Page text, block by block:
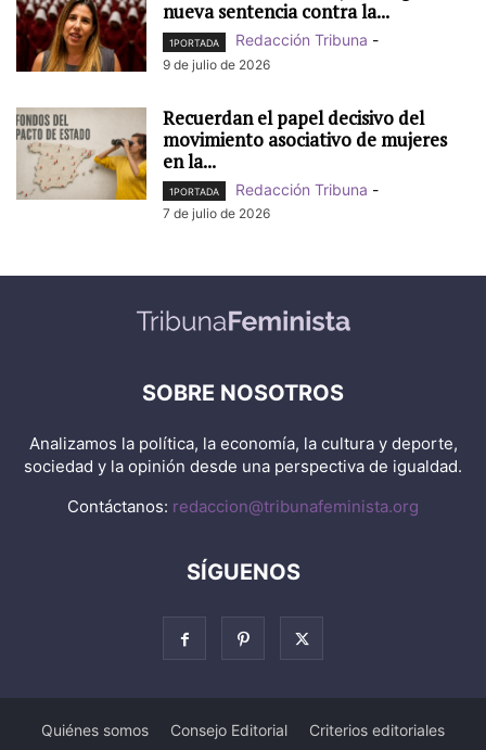
nueva sentencia contra la...
1PORTADA Redacción Tribuna -
9 de julio de 2026
Recuerdan el papel decisivo del
movimiento asociativo de mujeres
en la...
1PORTADA Redacción Tribuna -
7 de julio de 2026
SOBRE NOSOTROS
Analizamos la política, la economía, la cultura y deporte,
sociedad y la opinión desde una perspectiva de igualdad.
Contáctanos: redaccion@tribunafeminista.org
SÍGUENOS
Quiénes somos Consejo Editorial Criterios editoriales